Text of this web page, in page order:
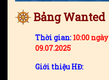
Bảng Wanted
Thời gian: 10:00
09.07.2025
Giới thiệu HĐ: